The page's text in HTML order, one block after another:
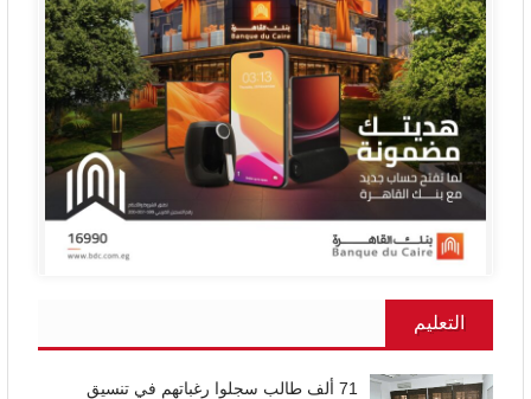
التعليم
71 ألف طالب سجلوا رغباتهم في تنسيق